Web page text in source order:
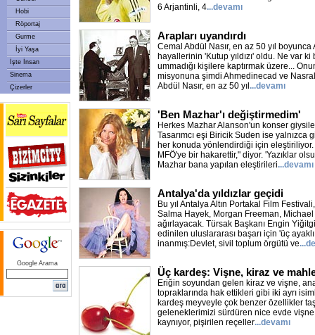
Hobi
Röportaj
Gurme
İyi Yaşa
İşte İnsan
Sinema
Çizerler
Google Arama
6 Arjantinli, 4...devamı
Arapları uyandırdı
Cemal Abdül Nasır, en az 50 yıl
hayallerinin 'Kutup yıldızı' oldu. Ne var ki
ummadığı kişilere kaptırmak üzere...
misyonuna şimdi Ahmedinecad ve
Abdül Nasır, en az 50 yıl ...devamı
'Ben Mazhar'ı değiştirmedim'
Herkes Mazhar Alanson'un konser
Tasarımcı eşi Biricik Suden ise yalnızca
her konuda yönlendirdiği için
MFÖ'ye bir hakarettir," diyor. 'Yazıklar
Mazhar bana yapılan eleştirileri...devamı
Antalya'da yıldızlar geçidi
Bu yıl Antalya Altın Portakal Film
Salma Hayek, Morgan Freeman, Michael
ağırlayacak. Türsak Başkanı Engin
edinilen uluslararası başarı için 'üç
inanmış:Devlet, sivil toplum örgütü ve
Üç kardeş: Vişne, kiraz ve
Eriğin soyundan gelen kiraz ve vişne,
topraklarında hak ettikleri gibi iki ayrı
kardeş meyveyle çok benzer özellikler
geleneklerimizi sürdüren nice evde
kaynıyor, pişirilen reçeller...devamı